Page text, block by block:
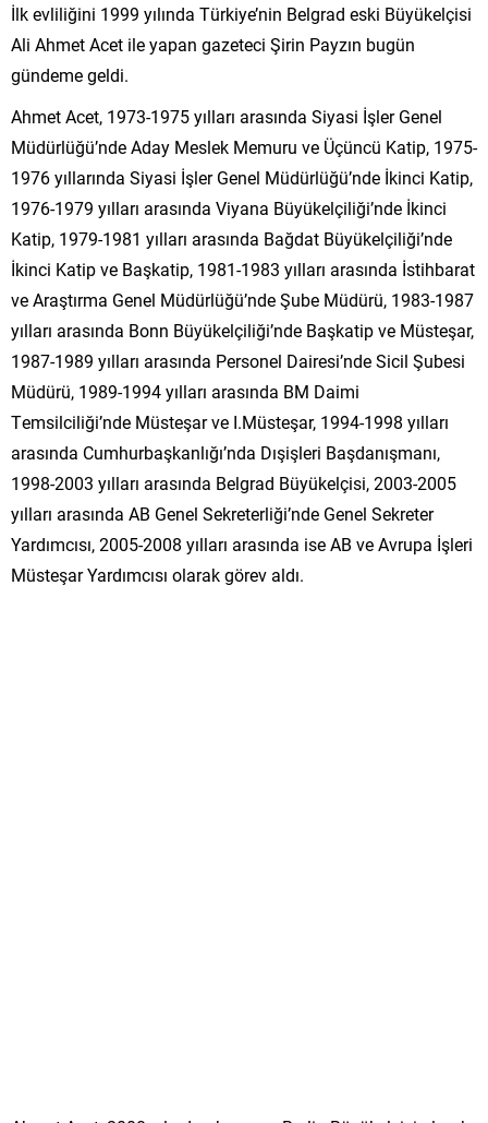
İlk evliliğini 1999 yılında Türkiye’nin Belgrad eski Büyükelçisi
Ali Ahmet Acet ile yapan gazeteci Şirin Payzın bugün
gündeme geldi.
Ahmet Acet, 1973-1975 yılları arasında Siyasi İşler Genel
Müdürlüğü’nde Aday Meslek Memuru ve Üçüncü Katip, 1975-
1976 yıllarında Siyasi İşler Genel Müdürlüğü’nde İkinci Katip,
1976-1979 yılları arasında Viyana Büyükelçiliği’nde İkinci
Katip, 1979-1981 yılları arasında Bağdat Büyükelçiliği’nde
İkinci Katip ve Başkatip, 1981-1983 yılları arasında İstihbarat
ve Araştırma Genel Müdürlüğü’nde Şube Müdürü, 1983-1987
yılları arasında Bonn Büyükelçiliği’nde Başkatip ve Müsteşar,
1987-1989 yılları arasında Personel Dairesi’nde Sicil Şubesi
Müdürü, 1989-1994 yılları arasında BM Daimi
Temsilciliği’nde Müsteşar ve I.Müsteşar, 1994-1998 yılları
arasında Cumhurbaşkanlığı’nda Dışişleri Başdanışmanı,
1998-2003 yılları arasında Belgrad Büyükelçisi, 2003-2005
yılları arasında AB Genel Sekreterliği’nde Genel Sekreter
Yardımcısı, 2005-2008 yılları arasında ise AB ve Avrupa İşleri
Müsteşar Yardımcısı olarak görev aldı.